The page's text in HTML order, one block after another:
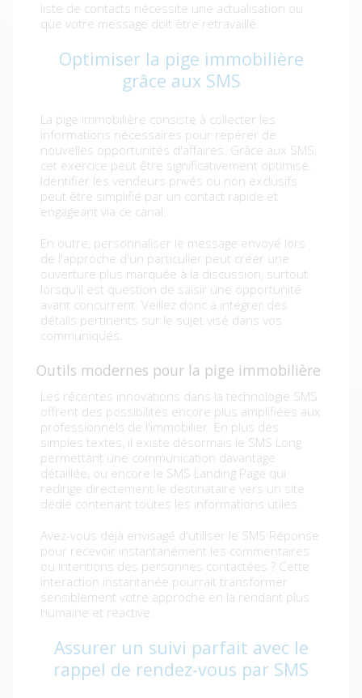
liste de contacts nécessite une actualisation ou
que votre message doit être retravaillé.
Optimiser la pige immobilière
grâce aux SMS
La pige immobilière consiste à collecter les
informations nécessaires pour repérer de
nouvelles opportunités d'affaires. Grâce aux SMS,
cet exercice peut être significativement optimisé.
Identifier les vendeurs privés ou non exclusifs
peut être simplifié par un contact rapide et
engageant via ce canal.
En outre, personnaliser le message envoyé lors
de l'approche d'un particulier peut créer une
ouverture plus marquée à la discussion, surtout
lorsqu'il est question de saisir une opportunité
avant concurrent. Veillez donc à intégrer des
détails pertinents sur le sujet visé dans vos
communiqués.
Outils modernes pour la pige immobilière
Les récentes innovations dans la technologie SMS
offrent des possibilités encore plus amplifiées aux
professionnels de l'immobilier. En plus des
simples textes, il existe désormais le SMS Long
permettant une communication davantage
détaillée, ou encore le SMS Landing Page qui
redirige directement le destinataire vers un site
dédié contenant toutes les informations utiles.
Avez-vous déjà envisagé d'utiliser le SMS Réponse
pour recevoir instantanément les commentaires
ou intentions des personnes contactées ? Cette
interaction instantanée pourrait transformer
sensiblement votre approche en la rendant plus
humaine et réactive.
Assurer un suivi parfait avec le
rappel de rendez-vous par SMS